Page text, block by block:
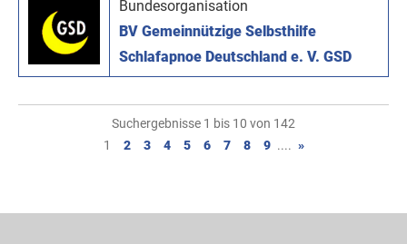
Bundesorganisation
BV Gemeinnützige Selbsthilfe
Schlafapnoe Deutschland e. V. GSD
Suchergebnisse 1 bis 10 von 142
1
2 3 4 5 6 7 8 9 .... »